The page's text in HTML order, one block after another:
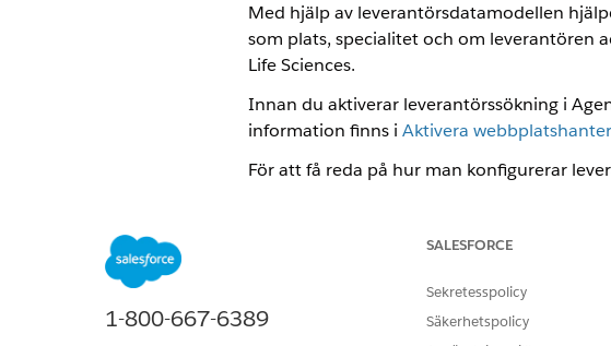
Med hjälp av leverantörsdatamodellen
som plats, specialitet och om leverantören
Life Sciences.
Innan du aktiverar leverantörssökning i
information finns i Aktivera
För att få reda på hur man konfigurerar
Berätta för oss vad vi kan förbättra!
1-800-667-6389
SALESFORCE
Sekretesspolicy
Säkerhetspolicy